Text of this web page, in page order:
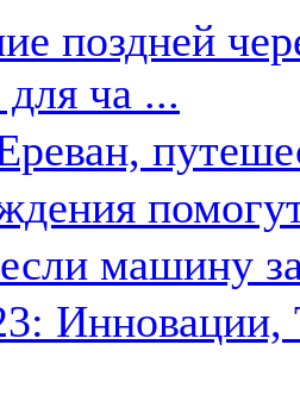
поздней
ча ...
машину
Инновации,